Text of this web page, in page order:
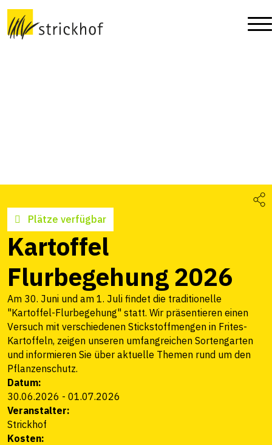
Plätze verfügbar
Kartoffel
Flurbegehung 2026
Am 30. Juni und am 1. Juli findet die traditionelle
"Kartoffel-Flurbegehung" statt. Wir präsentieren einen
Versuch mit verschiedenen Stickstoffmengen in Frites-
Kartoffeln, zeigen unseren umfangreichen Sortengarten
und informieren Sie über aktuelle Themen rund um den
Pflanzenschutz.
Datum:
30.06.2026 - 01.07.2026
Veranstalter:
Strickhof
Kosten: